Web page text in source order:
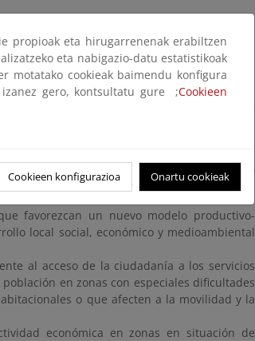
un modelo territorial policéntrico,
por las comunidades autónomas deberán
favorezcan un nuevo modelo productivo-
local social, económico y medioambiental
al acceso de la ciudadanía a los servicios
en zonas con especiales dificultades
o que afecten a la movilidad y la
económica en zonas en situación de
propioak eta hirugarrenenak erabiltzen
eta nabigazio-datu estatistikoak
motatako cookieak baimendu konfigura
izanez gero, kontsultatu gure ;Cookieen
Cookieen konfigurazioa Onartu cookieak